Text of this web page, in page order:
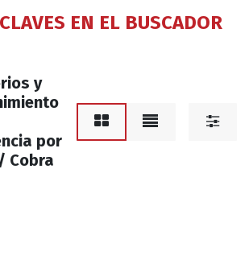
EN EL BUSCADOR
y
por
Cobra